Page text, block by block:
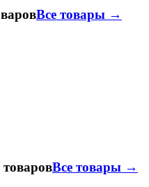
Все товары →
товаровВсе товары →